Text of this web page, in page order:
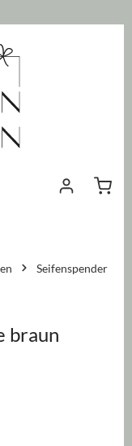
Seifenspender
braun